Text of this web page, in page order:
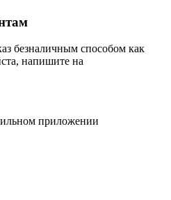
безналичным способом как
напишите на
приложении